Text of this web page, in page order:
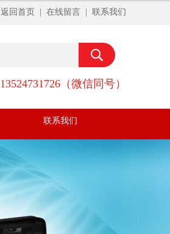
返回首页 在线留言 联系我们
13524731726（微信同号）
联系我们